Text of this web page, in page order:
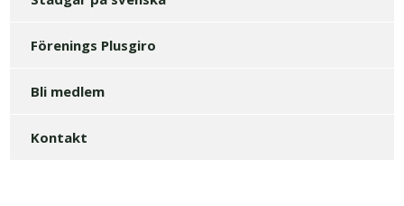
Förenings Plusgiro
Bli medlem
Kontakt